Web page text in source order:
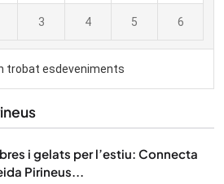
i gelats per l’estiu: Connecta
Pirineus...